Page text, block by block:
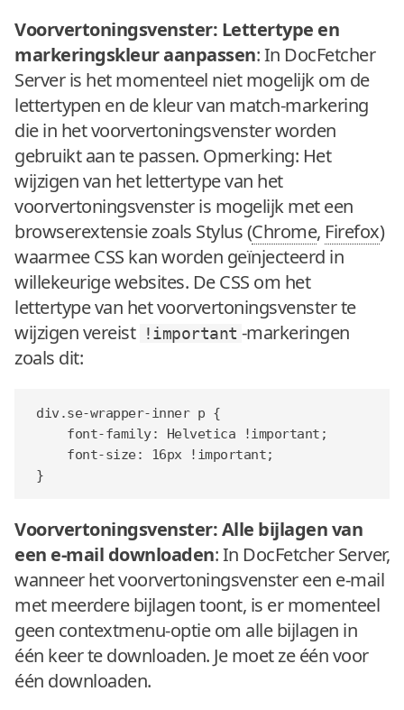
Voorvertoningsvenster: Lettertype en
markeringskleur aanpassen: In DocFetcher
Server is het momenteel niet mogelijk om de
lettertypen en de kleur van match-markering
die in het voorvertoningsvenster worden
gebruikt aan te passen. Opmerking: Het
wijzigen van het lettertype van het
voorvertoningsvenster is mogelijk met een
browserextensie zoals Stylus (Chrome, Firefox)
waarmee CSS kan worden geïnjecteerd in
willekeurige websites. De CSS om het
lettertype van het voorvertoningsvenster te
wijzigen vereist !important -markeringen
zoals dit:
div .se-wrapper-inner p {
font-family: Helvetica !important ;
font-size: 16px !important;
}
Voorvertoningsvenster: Alle bijlagen van
een e-mail downloaden: In DocFetcher Server,
wanneer het voorvertoningsvenster een e-mail
met meerdere bijlagen toont, is er momenteel
geen contextmenu-optie om alle bijlagen in
één keer te downloaden. Je moet ze één voor
één downloaden.